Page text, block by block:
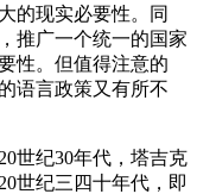
的现实必要性。同
推广一个统一的国家
性。但值得注意的
语言政策又有所不
世纪30年代，塔吉克
世纪三四十年代，即